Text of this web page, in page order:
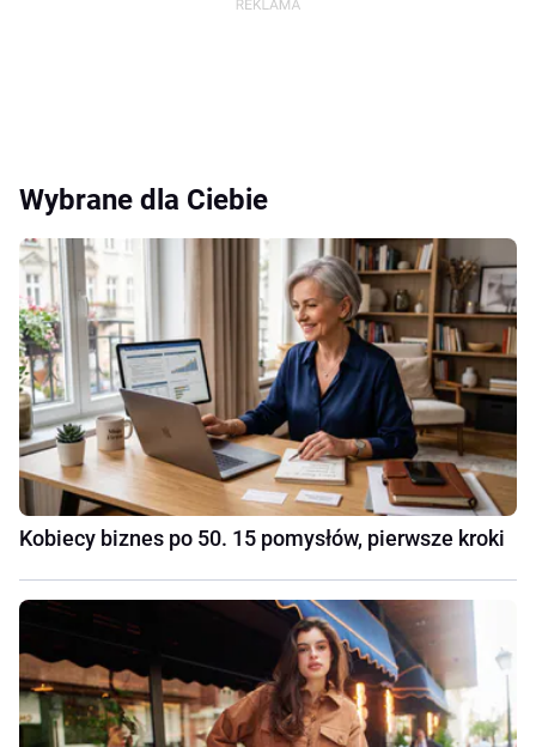
Wybrane dla Ciebie
Kobiecy biznes po 50. 15 pomysłów, pierwsze kroki